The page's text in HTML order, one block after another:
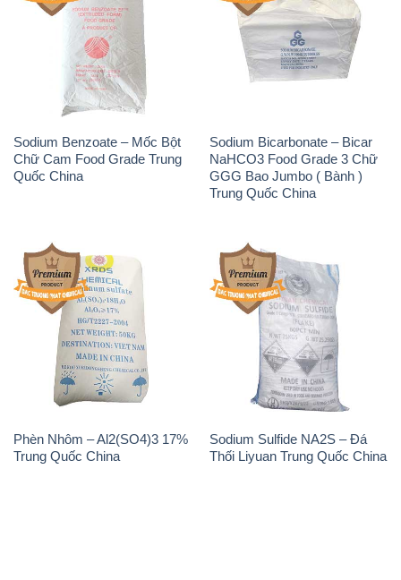
Sodium Benzoate – Mốc Bột
Chữ Cam Food Grade Trung
Quốc China
Sodium Bicarbonate – Bicar
NaHCO3 Food Grade 3 Chữ
GGG Bao Jumbo ( Bành )
Trung Quốc China
Phèn Nhôm – Al2(SO4)3 17%
Trung Quốc China
Sodium Sulfide NA2S – Đá
Thối Liyuan Trung Quốc China